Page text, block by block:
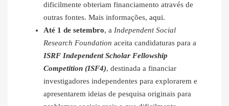
dificilmente obteriam financiamento através de
outras fontes. Mais informações, aqui.
Até 1 de setembro, a Independent Social
Research Foundation aceita candidaturas para a
ISRF Independent Scholar Fellowship
Competition (ISF4), destinada a financiar
investigadores independentes para explorarem e
apresentarem ideias de pesquisa originais para